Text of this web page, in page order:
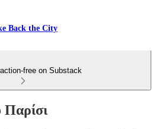
Back the City
free on Substack
Παρίσι